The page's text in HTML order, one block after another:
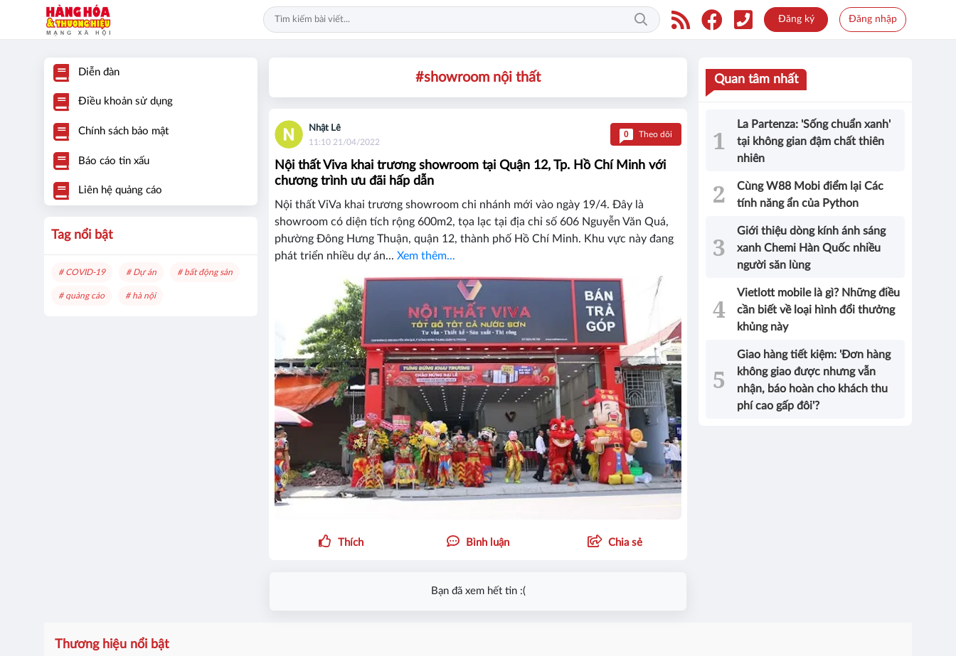
Đăng ký Đăng nhập
#showroom nội thất
Nhật Lê
11:10 21/04/2022
0 Theo dõi
Nội thất Viva khai trương showroom tại Quận 12, Tp. Hồ Chí Minh với
chương trình ưu đãi hấp dẫn
Nội thất ViVa khai trương showroom chi nhánh mới vào ngày 19/4. Đây là
showroom có diện tích rộng 600m2, tọa lạc tại địa chỉ số 606 Nguyễn Văn Quá,
phường Đông Hưng Thuận, quận 12, thành phố Hồ Chí Minh. Khu vực này đang
phát triển nhiều dự án... Xem thêm...
Thích Bình luận Chia sẻ
Bạn đã xem hết tin :(
Diễn đàn
Điều khoản sử dụng
Chính sách bảo mật
Báo cáo tin xấu
Liên hệ quảng cáo
Tag nổi bật
# COVID-19 # Dự án # bất động sản
# quảng cáo # hà nội
Quan tâm nhất
La Partenza: 'Sống chuẩn xanh'
tại không gian đậm chất thiên
nhiên
Cùng W88 Mobi điểm lại Các
tính năng ẩn của Python
Giới thiệu dòng kính ánh sáng
xanh Chemi Hàn Quốc nhiều
người săn lùng
Vietlott mobile là gì? Những điều
cần biết về loại hình đổi thưởng
khủng này
Giao hàng tiết kiệm: 'Đơn hàng
không giao được nhưng vẫn
nhận, báo hoàn cho khách thu
phí cao gấp đôi'?
Thương hiệu nổi bật